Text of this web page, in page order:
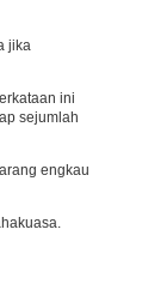
jika
ini
sejumlah
engkau